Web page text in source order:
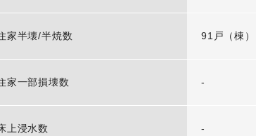
家半壊/半焼数 91戸（棟）
家一部損壊数 -
上浸水数 -